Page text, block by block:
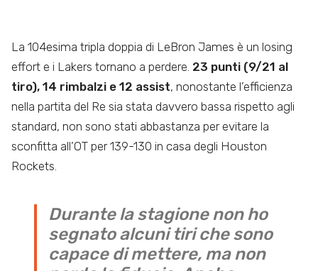
La 104esima tripla doppia di LeBron James è un losing
effort e i Lakers tornano a perdere. 23 punti (9/21 al
tiro), 14 rimbalzi e 12 assist, nonostante l’efficienza
nella partita del Re sia stata davvero bassa rispetto agli
standard, non sono stati abbastanza per evitare la
sconfitta all’OT per 139-130 in casa degli Houston
Rockets.
Durante la stagione non ho
segnato alcuni tiri che sono
capace di mettere, ma non